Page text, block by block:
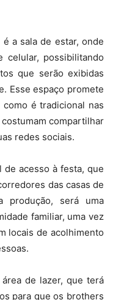
a sala de estar, onde
celular, possibilitando
que serão exibidas
Esse espaço promete
é tradicional nas
compartilhar
redes sociais.
acesso à festa, que
das casas de
produção, será uma
familiar, uma vez
locais de acolhimento
de lazer, que terá
para que os brothers